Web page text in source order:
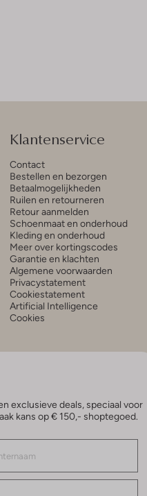
Klantenservice
Contact
Bestellen en bezorgen
Betaalmogelijkheden
Ruilen en retourneren
Retour aanmelden
Schoenmaat en onderhoud
Kleding en onderhoud
Meer over kortingscodes
Garantie en klachten
Algemene voorwaarden
Privacystatement
Cookiestatement
Artificial Intelligence
Cookies
exclusieve deals, speciaal voor
kans op € 150,- shoptegoed.